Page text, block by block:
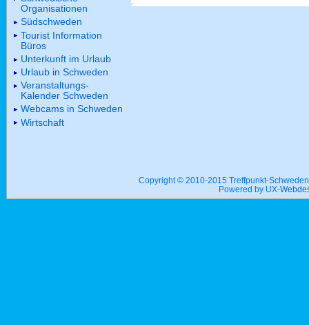
Organisationen
Südschweden
Tourist Information
Büros
Unterkunft im Urlaub
Urlaub in Schweden
Veranstaltungs-
Kalender Schweden
Webcams in Schweden
Wirtschaft
Copyright © 2010-2015 Treffpunkt-
Powered by UX-